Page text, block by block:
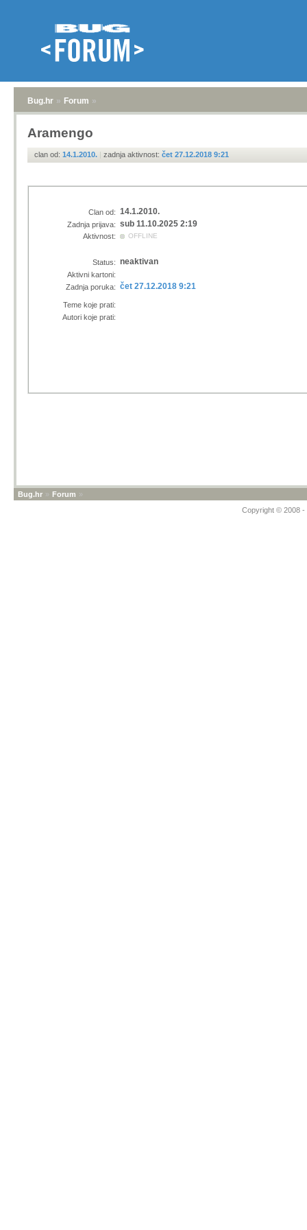
Bug.hr » Forum »
Aramengo
clan od: 14.1.2010. | zadnja aktivnost: čet 27.12.2018 9:21
Clan od: 14.1.2010.
Zadnja prijava: sub 11.10.2025 2:19
Aktivnost: OFFLINE
Status: neaktivan
Aktivni kartoni:
Zadnja poruka: čet 27.12.2018 9:21
Teme koje prati:
Autori koje prati:
Bug.hr » Forum »
Copyright © 2008 -